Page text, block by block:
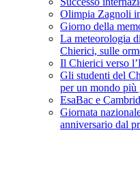
Olimpia Zagnoli
Giorno della
La meteorologia
Chierici, sulle
Il Chierici verso
Gli studenti del
per un mondo più
EsaBac e
Giornata
anniversario dal